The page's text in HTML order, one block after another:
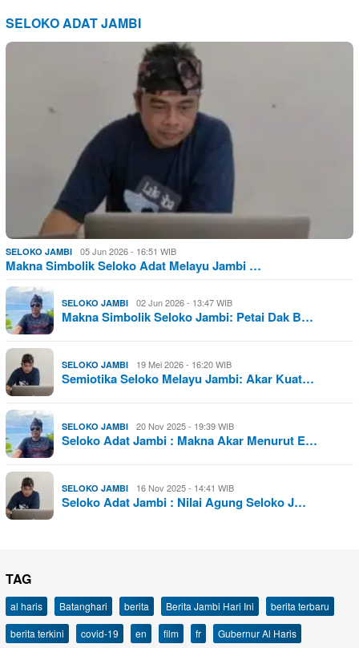
SELOKO ADAT JAMBI
SELOKO JAMBI 05 Jun 2026 - 16:51 WIB
Makna Simbolik Seloko Adat Melayu Jambi …
SELOKO JAMBI 02 Jun 2026 - 13:47 WIB
Makna Simbolik Seloko Jambi: Petai Dak B…
SELOKO JAMBI 19 Mei 2026 - 16:20 WIB
Semiotika Seloko Melayu Jambi: Akar Kuat…
SELOKO JAMBI 20 Nov 2025 - 19:39 WIB
Seloko Adat Jambi : Makna Akar Menurut E…
SELOKO JAMBI 16 Nov 2025 - 14:41 WIB
Seloko Adat Jambi : Nilai Agung Seloko J…
TAG
al haris Batanghari berita Berita Jambi Hari Ini
berita terbaru
berita terkini
covid-19 en film fr Gubernur Al Haris